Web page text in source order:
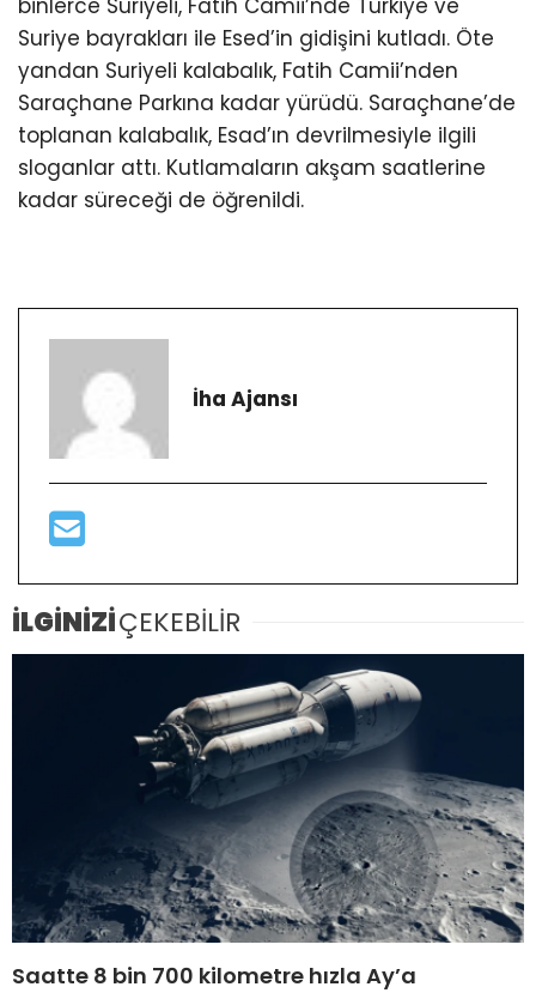
binlerce Suriyeli, Fatih Camii’nde Türkiye ve
Suriye bayrakları ile Esed’in gidişini kutladı. Öte
yandan Suriyeli kalabalık, Fatih Camii’nden
Saraçhane Parkına kadar yürüdü. Saraçhane’de
toplanan kalabalık, Esad’ın devrilmesiyle ilgili
sloganlar attı. Kutlamaların akşam saatlerine
kadar süreceği de öğrenildi.
İha Ajansı
İLGİNİZİÇEKEBİLİR
Saatte 8 bin 700 kilometre hızla Ay’a